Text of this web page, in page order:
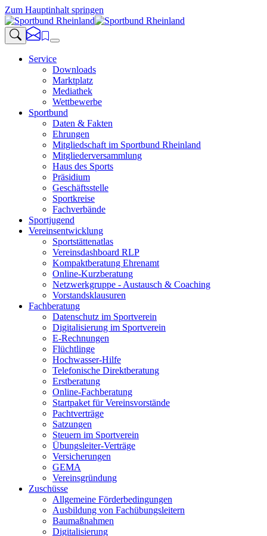
Zum Hauptinhalt springen
Service
Downloads
Marktplatz
Mediathek
Wettbewerbe
Sportbund
Daten & Fakten
Ehrungen
Mitgliedschaft im Sportbund Rheinland
Mitgliederversammlung
Haus des Sports
Präsidium
Geschäftsstelle
Sportkreise
Fachverbände
Sportjugend
Vereinsentwicklung
Sportstättenatlas
Vereinsdashboard RLP
Kompaktberatung Ehrenamt
Online-Kurzberatung
Netzwerkgruppe - Austausch & Coaching
Vorstandsklausuren
Fachberatung
Datenschutz im Sportverein
Digitalisierung im Sportverein
E-Rechnungen
Flüchtlinge
Hochwasser-Hilfe
Telefonische Direktberatung
Erstberatung
Online-Fachberatung
Startpaket für Vereinsvorstände
Pachtverträge
Satzungen
Steuern im Sportverein
Übungsleiter-Verträge
Versicherungen
GEMA
Vereinsgründung
Zuschüsse
Allgemeine Förderbedingungen
Ausbildung von Fachübungsleitern
Baumaßnahmen
Digitalisierung